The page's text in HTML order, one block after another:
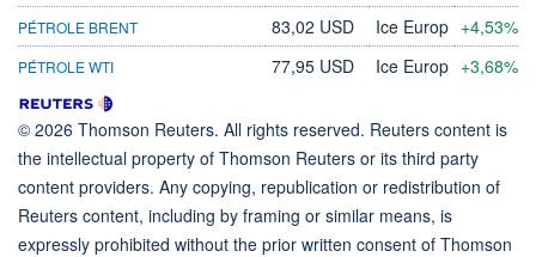
PÉTROLE BRENT 83,02 USD Ice Europ +4,53%
PÉTROLE WTI 77,95 USD Ice Europ +3,68%
© 2026 Thomson Reuters. All rights reserved. Reuters content is
the intellectual property of Thomson Reuters or its third party
content providers. Any copying, republication or redistribution of
Reuters content, including by framing or similar means, is
expressly prohibited without the prior written consent of Thomson